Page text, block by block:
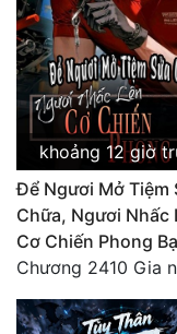
khoảng 12 giờ
Để Ngươi Mở Tiệm
Chữa, Ngươi Nhấc
Cơ Chiến Phong